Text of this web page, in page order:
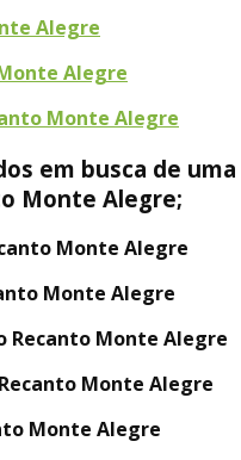
Alegre
Alegre
Monte Alegre
em busca de uma
Monte Alegre;
Monte Alegre
Monte Alegre
Recanto Monte Alegre
Monte Alegre
Monte Alegre